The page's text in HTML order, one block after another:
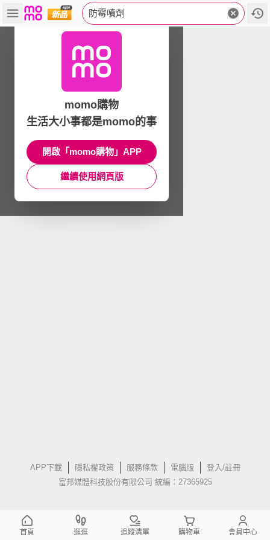
防霉噴劑
APP下載 隱私權政策 服務條款 電腦版
登入/註冊
富邦媒體科技股份有限公司 統編：27365925
momo購物
生活大小事都是momo的事
開啟「momo購物」APP
繼續使用網頁版
首頁 逛逛 追蹤清單 購物車 會員中心